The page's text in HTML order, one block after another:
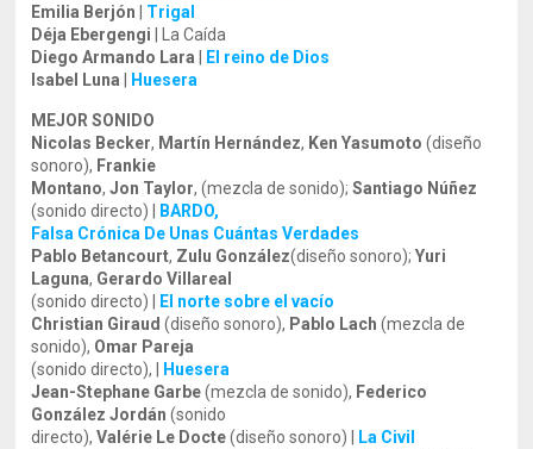
Emilia Berjón
Trigal
Déja Ebergengi | La Caída
Diego Armando Lara
El reino de Dios
Isabel Luna
Huesera
MEJOR SONIDO
Nicolas Becker, Martín Hernández, Ken Yasumoto (diseño
sonoro), Frankie
Montano,Jon Taylor, (mezcla de sonido);Santiago Núñez
(sonido directo) |
BARDO,
Falsa Crónica De Unas Cuántas Verdades
Pablo Betancourt, Zulu González(diseño sonoro);Yuri
Laguna, Gerardo Villareal
(sonido directo) |
El norte sobre el vacío
Christian Giraud (diseño sonoro), Pablo Lach (mezcla de
sonido), Omar Pareja
(sonido directo), |
Huesera
Jean-Stephane Garbe(mezcla de sonido), Federico
González Jordán (sonido
directo),Valérie Le Docte(diseño sonoro) |
La Civil